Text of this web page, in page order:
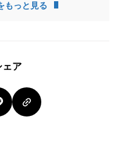
もっと見る
ェア